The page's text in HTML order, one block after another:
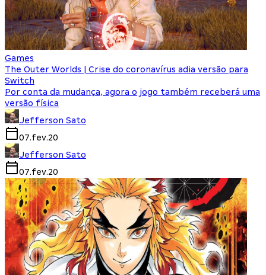
Games
The Outer Worlds | Crise do coronavírus adia versão para
Switch
Por conta da mudança, agora o jogo também receberá uma
versão física
Jefferson Sato
07.fev.20
Jefferson Sato
07.fev.20